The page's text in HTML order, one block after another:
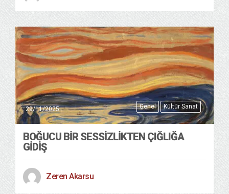
Genel Kültür Sanat
29/11/2025
BOĞUCU BIR SESSIZLIKTEN ÇIĞLIĞA
GIDIŞ
Zeren Akarsu